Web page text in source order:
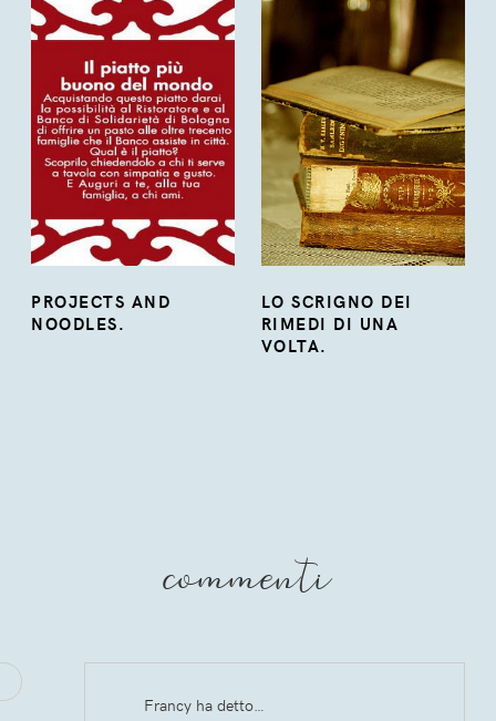
PROJECTS AND
NOODLES.
LO SCRIGNO DEI
RIMEDI DI UNA
VOLTA.
commenti
Francy ha detto…